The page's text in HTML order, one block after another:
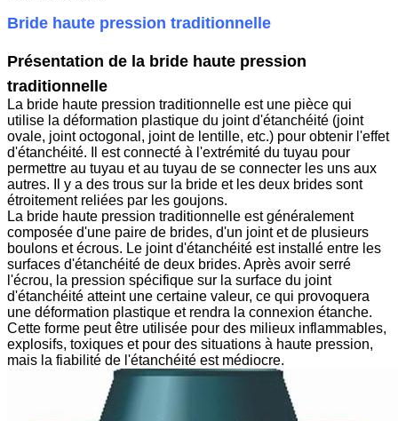
Bride haute pression traditionnelle
Présentation de la bride haute pression
traditionnelle
La bride haute pression traditionnelle est une pièce qui
utilise la déformation plastique du joint d'étanchéité (joint
ovale, joint octogonal, joint de lentille, etc.) pour obtenir l'effet
d'étanchéité. Il est connecté à l'extrémité du tuyau pour
permettre au tuyau et au tuyau de se connecter les uns aux
autres. Il y a des trous sur la bride et les deux brides sont
étroitement reliées par les goujons.
La bride haute pression traditionnelle est généralement
composée d'une paire de brides, d'un joint et de plusieurs
boulons et écrous. Le joint d'étanchéité est installé entre les
surfaces d'étanchéité de deux brides. Après avoir serré
l'écrou, la pression spécifique sur la surface du joint
d'étanchéité atteint une certaine valeur, ce qui provoquera
une déformation plastique et rendra la connexion étanche.
Cette forme peut être utilisée pour des milieux inflammables,
explosifs, toxiques et pour des situations à haute pression,
mais la fiabilité de l'étanchéité est médiocre.